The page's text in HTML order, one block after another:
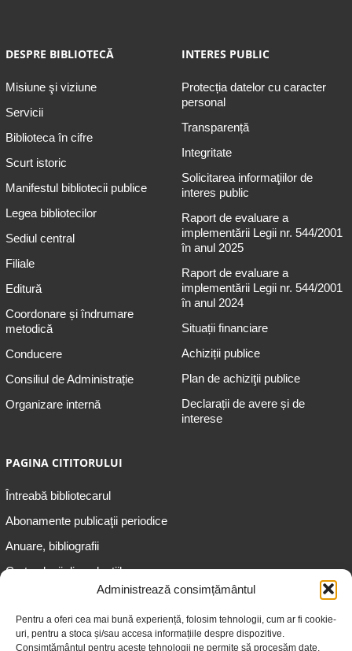
Administrează consimțământul
Pentru a oferi cea mai bună experiență, folosim tehnologii, cum ar fi cookie-
uri, pentru a stoca și/sau accesa informațiile despre dispozitive.
Consimțământul pentru aceste tehnologii ne permite să procesăm date,
DESPRE BIBLIOTECĂ
Misiune şi viziune
Servicii
Biblioteca în cifre
Scurt istoric
Manifestul bibliotecii publice
Legea bibliotecilor
Sediul central
Filiale
Editură
Coordonare și îndrumare
metodică
Conducere
Consiliul de Administrație
Organizare internă
INTERES PUBLIC
Protecția datelor cu caracter
personal
Transparență
Integritate
Solicitarea informaţiilor de
interes public
Raport de evaluare a
implementării Legii nr. 544/2001
în anul 2025
Raport de evaluare a
implementării Legii nr. 544/2001
în anul 2024
Situații financiare
Achiziții publice
Plan de achiziţii publice
Declarații de avere și de
interese
PAGINA CITITORULUI
Întreabă bibliotecarul
Abonamente publicaţii periodice
Anuare, bibliografii
Cartea lunii din colecțiile
Informații pentru adolescenți